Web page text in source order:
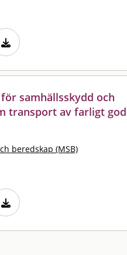
samhällsskydd och
transport av farligt
beredskap (MSB)